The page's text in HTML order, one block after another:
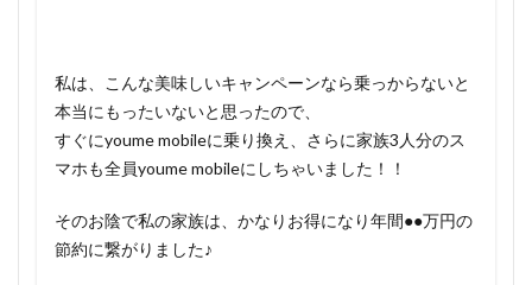
私は、こんな美味しいキャンペーンなら乗っからないと
本当にもったいないと思ったので、
すぐにyoume mobileに乗り換え、さらに家族3人分のス
マホも全員youme mobileにしちゃいました！！
そのお陰で私の家族は、かなりお得になり年間●●万円の
節約に繋がりました♪